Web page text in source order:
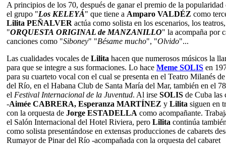
A principios de los 70, después de ganar el premio de la
el grupo "Los KELEYÁ" que tiene a Amparo VALDÉZ como
Lilita PEÑALVER actúa como solista en los escenarios, los
"ORQUESTA ORIGINAL de MANZANILLO" la acompaña por
canciones como "Siboney" "Bésame mucho", "Olvido"...
Las cualidades vocales de Lilita hacen que numerosos músicos la
para que se integre a sus formaciones. Lo hace Meme SOLIS en
para su cuarteto vocal con el cual se presenta en el Teatro Milanés
del Río, en el Habana Club de Santa María del Mar, también en el
el Festival Internacional de la Juventud. Al irse SOLIS de Cuba las
-Aimée CABRERA, Esperanza MARTÍNEZ y Lilita siguen en
con la orquesta de Jorge ESTADELLA como acompañante.
el Salón Internacional del Hotel Riviera, pero Lilita continúa
como solista presentándose en extensas producciones de cabarets
Rumayor de Pinar del Río -acompañada con la orquesta del cabaret